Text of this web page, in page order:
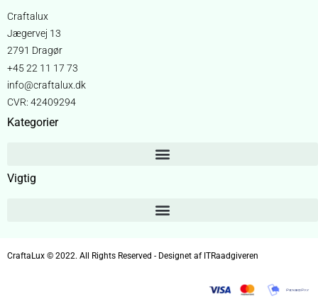
Craftalux
Jægervej 13
2791 Dragør
+45 22 11 17 73
info@craftalux.dk
CVR: 42409294
Kategorier
Vigtig
CraftaLux © 2022. All Rights Reserved - Designet af ITRaadgiveren